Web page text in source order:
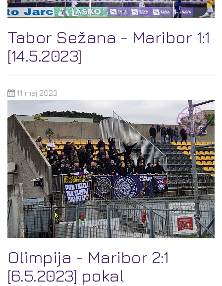
Tabor Sežana - Maribor 1:1
[14.5.2023]
11 maj 2023
Olimpija - Maribor 2:1
[6.5.2023] pokal